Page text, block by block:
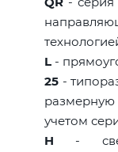
L -
25 -
размерную
учетом
H -